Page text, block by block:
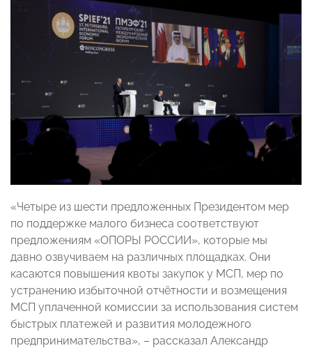
«Четыре из шести предложенных Президентом мер
по поддержке малого бизнеса соответствуют
предложениям «ОПОРЫ РОССИИ», которые мы
давно озвучиваем на различных площадках. Они
касаются повышения квоты закупок у МСП, мер по
устранению избыточной отчётности и возмещения
МСП уплаченной комиссии за использования систем
быстрых платежей и развития молодежного
предпринимательства», – рассказал Александр